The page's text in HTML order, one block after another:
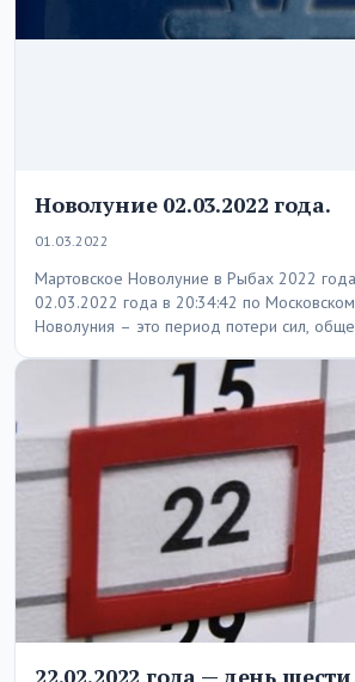
Новолуние 02.03.2022 года.
01.03.2022
Мартовское Новолуние в Рыбах 2022
02.03.2022 года в 20:34:42 по
Новолуния – это период потери сил,
22.02.2022 года — день